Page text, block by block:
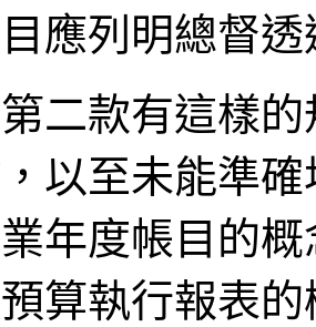
應列明總督
二款有這樣
以至未能準
年度帳目的
算執行報表